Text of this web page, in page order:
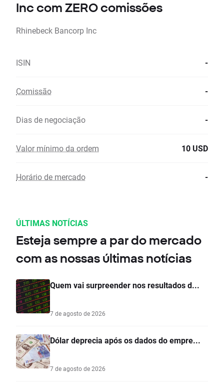
Inc com ZERO comissões
Rhinebeck Bancorp Inc
ISIN -
Comissão -
Dias de negociação -
Valor mínimo da ordem 10 USD
Horário de mercado -
ÚLTIMAS NOTÍCIAS
Esteja sempre a par do mercado
com as nossas últimas notícias
Quem vai surpreender nos resultados d...
7 de agosto de 2026
Dólar deprecia após os dados do empre...
7 de agosto de 2026